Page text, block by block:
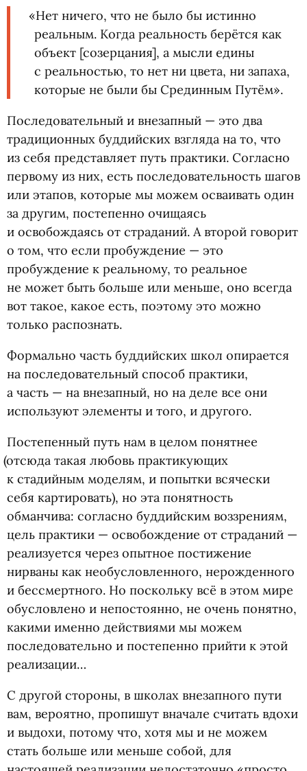
«Нет ничего, что не было бы истинно
реальным. Когда реальность берётся как
объект [созерцания], а мысли едины
с реальностью, то нет ни цвета, ни запаха,
которые не были бы Срединным Путём».
Последовательный и внезапный — это два
традиционных буддийских взгляда на то, что
из себя представляет путь практики. Согласно
первому из них, есть последовательность шагов
или этапов, которые мы можем осваивать один
за другим, постепенно очищаясь
и освобождаясь от страданий. А второй говорит
о том, что если пробуждение — это
пробуждение к реальному, то реальное
не может быть больше или меньше, оно всегда
вот такое, какое есть, поэтому это можно
только распознать.
Формально часть буддийских школ опирается
на последовательный способ практики,
а часть — на внезапный, но на деле все они
используют элементы и того, и другого.
Постепенный путь нам в целом понятнее
(отсюда такая любовь практикующих
к стадийным моделям, и попытки всячески
себя картировать), но эта понятность
обманчива: согласно буддийским воззрениям,
цель практики — освобождение от страданий —
реализуется через опытное постижение
нирваны как необусловленного, нерожденного
и бессмертного. Но поскольку всё в этом мире
обусловлено и непостоянно, не очень понятно,
какими именно действиями мы можем
последовательно и постепенно прийти к этой
реализации…
С другой стороны, в школах внезапного пути
вам, вероятно, пропишут вначале считать вдохи
и выдохи, потому что, хотя мы и не можем
стать больше или меньше собой, для